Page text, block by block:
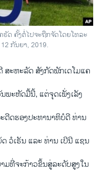
ດ ຄັ້ງ​ຕໍ່​ໄປ​ຈະ​ຖືກ​ຈັດ​ໂດຍ​ໂທ​ລະ​
ກັນ​ຍາ, 2019.
ສະ​ຫະ​ລັດ ສັງ​ກັດ​ພັກ​ເດ​ໂມແຄ​
ພະຫັດມື້ນີ້, ແຕ່ຈຸດເພັ່ງເລັງ
ດີດຮອງປະທານາທິບໍດີ ທ່ານ
ວໍເຣັນ ແລະ ທ່ານ ເບີນີ ແຊນ
ມທີ່ຈະກ້າວຂຶ້ນສູ່ລະດັບສູງໃນ